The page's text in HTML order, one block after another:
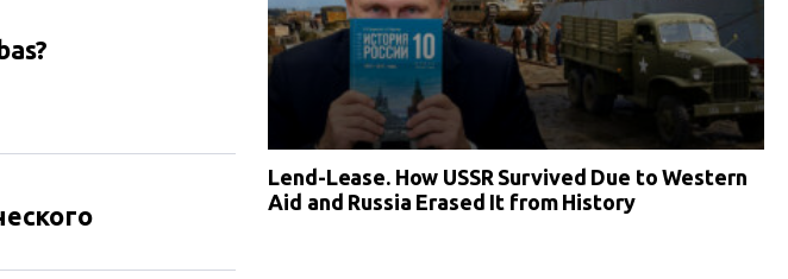
Lend-Lease. How USSR Survived Due to Western
Aid and Russia Erased It from History